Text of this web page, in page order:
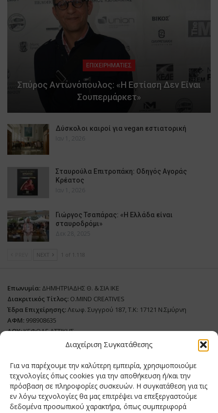
Διαχείριση Συγκατάθεσης
Για να παρέχουμε την καλύτερη εμπειρία, χρησιμοποιούμε
τεχνολογίες όπως cookies για την αποθήκευση ή/και την
πρόσβαση σε πληροφορίες συσκευών. Η συγκατάθεση για τις
εν λόγω τεχνολογίες θα μας επιτρέψει να επεξεργαστούμε
δεδομένα προσωπικού χαρακτήρα, όπως συμπεριφορά
ΕΠΙΧΕΙΡΗΜΑΤΙΕΣ
Σπύρος Αντωνόπουλος: «Η Εστίαση Δεν Είναι
Σουπερμάρκετ»
Δύσκολοι καιροί για vegan εστιατορική
Ιαν 1, 2026
Σταυρούλα Επιτροπάκη: Οδηγός Αγοράς
Κρέατος
Ιαν 1, 2026
Γιώργος Τσαπάρας: «Η Ελλάδα είναι
σταυροδρόμι»
Δεκ 28, 2025
NEXT 1 of 1.118
Επωνυμία: ΔΗΜΗΤΡΙΑΔΗΣ Θ. & ΣΙΑ ΙΚΕ
Διακριτικός Τίτλος: O.MIND CREATIVES
Έδρα Επιχείρησης:Λεωφ. Συγγρού 187, Τ.Κ: 17121 Ν.Σμύρνη
ΑΦΜ: 998908635
ΔΟΥ:ΚΕΦΟΔΕ ΑΤΤΙΚΗΣ
Όνομα Ιδιοκτήτη και Νόμιμο Πρόσωπο: Θεόδωρος Δημητριάδης
Διευθυντής Σύνταξης:Ευθυμιάτου Μαίρη
Domain:grillmagazine.gr
Δικαιούχος Domain:Θεόδωρος Δημητριάδης
Διευθυντής:Θεόδωρος Δημητριάδης
Διαχειριστής:Θεόδωρος Δημητριάδης